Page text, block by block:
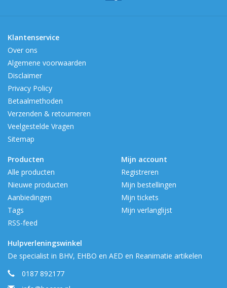
Klantenservice
Over ons
Algemene voorwaarden
Disclaimer
Privacy Policy
Betaalmethoden
Verzenden & retourneren
Veelgestelde Vragen
Sitemap
Producten
Alle producten
Nieuwe producten
Aanbiedingen
Tags
RSS-feed
Mijn account
Registreren
Mijn bestellingen
Mijn tickets
Mijn verlanglijst
Hulpverleningswinkel
De specialist in BHV, EHBO en AED en Reanimatie artikelen
0187 892177